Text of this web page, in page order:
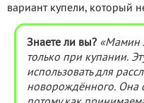
вариант купели, который
Знаете ли вы? «Мамин
только при купании.
использовать для
новорождённого. Она